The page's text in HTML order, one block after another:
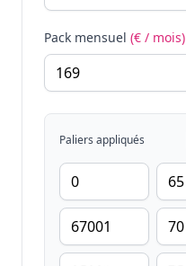
Pack mensuel (€ / mois)
Paliers appliqués